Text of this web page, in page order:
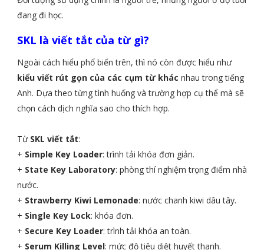
đang đi học.
SKL là viết tắt của từ gì?
Ngoài cách hiểu phổ biến trên, thì nó còn được hiểu như
kiểu viết rút gọn của các cụm từ khác nhau trong tiếng
Anh. Dựa theo từng tình huống và trường hợp cụ thể mà sẽ
chọn cách dịch nghĩa sao cho thích hợp.
Từ SKL viết tắt:
+ Simple Key Loader: trình tải khóa đơn giản.
+ State Key Laboratory: phòng thí nghiệm trọng điểm nhà
nước.
+ Strawberry Kiwi Lemonade: nước chanh kiwi dâu tây.
+ Single Key Lock: khóa đơn.
+ Secure Key Loader: trình tải khóa an toàn.
+ Serum Killing Level: mức độ tiêu diệt huyết thanh.